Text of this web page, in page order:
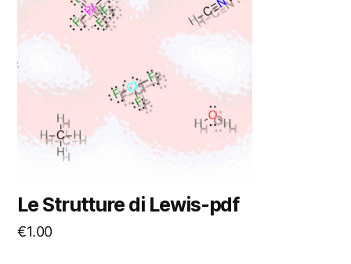
Le Strutture di Lewis-pdf
€1.00